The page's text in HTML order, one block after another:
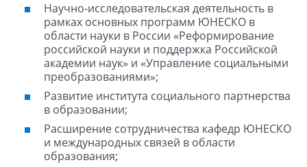
Научно-исследовательская деятельность в
рамках основных программ ЮНЕСКО в
области науки в России «Реформирование
российской науки и поддержка Российской
академии наук» и «Управление социальными
преобразованиями»;
Развитие института социального партнерства
в образовании;
Расширение сотрудничества кафедр ЮНЕСКО
и международных связей в области
образования;